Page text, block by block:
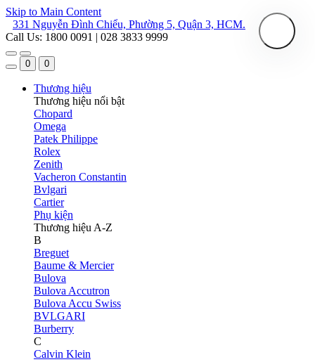
Skip to Main Content
331 Nguyễn Đình Chiểu, Phường 5, Quận 3, HCM.
Call Us: 1800 0091 | 028 3833 9999
0 0
Thương hiệu
Thương hiệu nổi bật
Chopard
Omega
Patek Philippe
Rolex
Zenith
Vacheron Constantin
Bvlgari
Cartier
Phụ kiện
Thương hiệu A-Z
B
Breguet
Baume & Mercier
Bulova
Bulova Accutron
Bulova Accu Swiss
BVLGARI
Burberry
C
Calvin Klein